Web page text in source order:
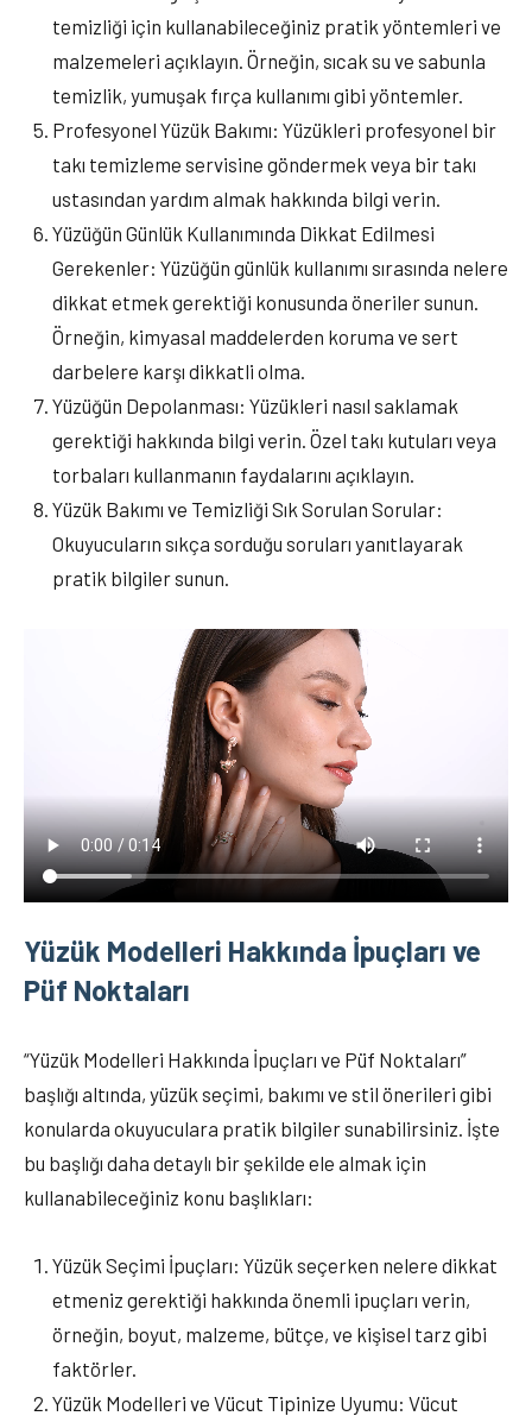
temizliği için kullanabileceğiniz pratik yöntemleri ve
malzemeleri açıklayın. Örneğin, sıcak su ve sabunla
temizlik, yumuşak fırça kullanımı gibi yöntemler.
Profesyonel Yüzük Bakımı: Yüzükleri profesyonel bir
takı temizleme servisine göndermek veya bir takı
ustasından yardım almak hakkında bilgi verin.
Yüzüğün Günlük Kullanımında Dikkat Edilmesi
Gerekenler: Yüzüğün günlük kullanımı sırasında nelere
dikkat etmek gerektiği konusunda öneriler sunun.
Örneğin, kimyasal maddelerden koruma ve sert
darbelere karşı dikkatli olma.
Yüzüğün Depolanması: Yüzükleri nasıl saklamak
gerektiği hakkında bilgi verin. Özel takı kutuları veya
torbaları kullanmanın faydalarını açıklayın.
Yüzük Bakımı ve Temizliği Sık Sorulan Sorular:
Okuyucuların sıkça sorduğu soruları yanıtlayarak
pratik bilgiler sunun.
Yüzük Modelleri Hakkında İpuçları ve
Püf Noktaları
“Yüzük Modelleri Hakkında İpuçları ve Püf Noktaları”
başlığı altında, yüzük seçimi, bakımı ve stil önerileri gibi
konularda okuyuculara pratik bilgiler sunabilirsiniz. İşte
bu başlığı daha detaylı bir şekilde ele almak için
kullanabileceğiniz konu başlıkları:
Yüzük Seçimi İpuçları: Yüzük seçerken nelere dikkat
etmeniz gerektiği hakkında önemli ipuçları verin,
örneğin, boyut, malzeme, bütçe, ve kişisel tarz gibi
faktörler.
Yüzük Modelleri ve Vücut Tipinize Uyumu: Vücut